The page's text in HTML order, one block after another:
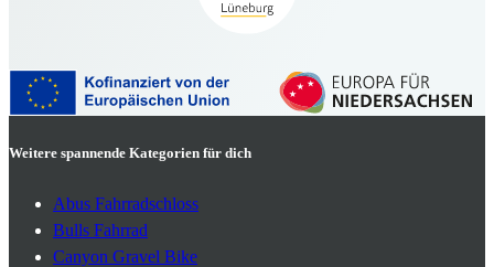
Weitere spannende Kategorien für dich
Abus Fahrradschloss
Bulls Fahrrad
Canyon Gravel Bike